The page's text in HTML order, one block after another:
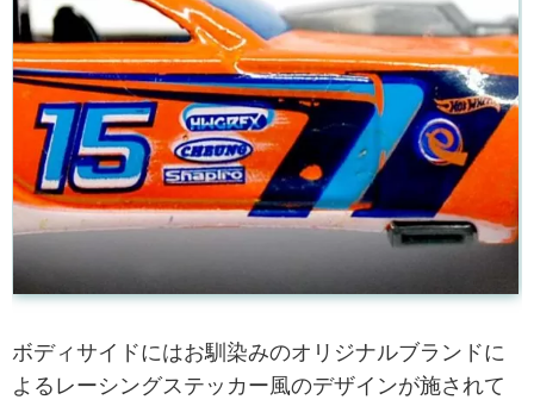
ボディサイドにはお馴染みのオリジナルブランドに
よるレーシングステッカー風のデザインが施されて